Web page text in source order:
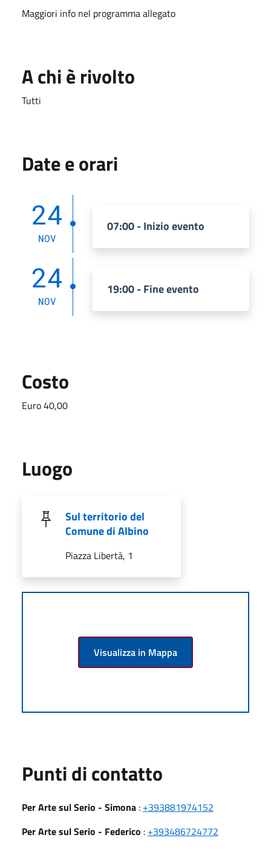
Maggiori info nel programma allegato
A chi è rivolto
Tutti
Date e orari
24
NOV
07:00 - Inizio evento
24
NOV
19:00 - Fine evento
Costo
Euro 40,00
Luogo
Sul territorio del
Comune di Albino
Piazza Libertà, 1
Visualizza in Mappa
Punti di contatto
Per Arte sul Serio - Simona : +393881974152
Per Arte sul Serio - Federico : +393486724772